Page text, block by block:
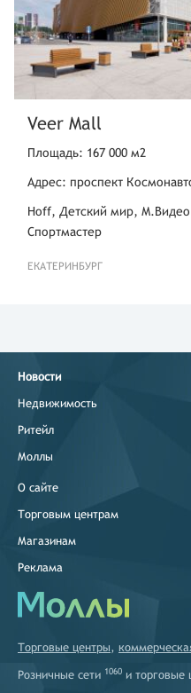
Veer Mall
Площадь: 167 000 м2
Адрес: проспект
Hoff, Детский мир,
Спортмастер
ЕКАТЕРИНБУРГ
Новости
Недвижимость
Ритейл
Моллы
О сайте
Торговым центрам
Магазинам
Реклама
Торговые центры,
Розничные сети 1060 и торговые